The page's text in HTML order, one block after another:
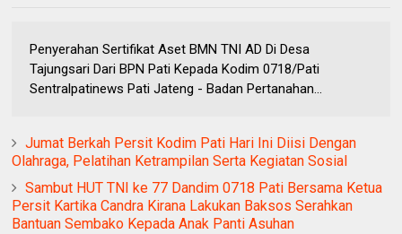
Penyerahan Sertifikat Aset BMN TNI AD Di Desa
Tajungsari Dari BPN Pati Kepada Kodim 0718/Pati
Sentralpatinews Pati Jateng - Badan Pertanahan...
Jumat Berkah Persit Kodim Pati Hari Ini Diisi Dengan
Olahraga, Pelatihan Ketrampilan Serta Kegiatan Sosial
Sambut HUT TNI ke 77 Dandim 0718 Pati Bersama Ketua
Persit Kartika Candra Kirana Lakukan Baksos Serahkan
Bantuan Sembako Kepada Anak Panti Asuhan